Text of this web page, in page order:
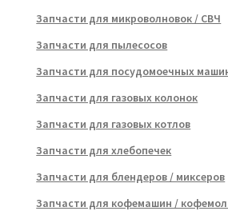
Запчасти для микроволновок / СВЧ
Запчасти для пылесосов
Запчасти для посудомоечных
Запчасти для газовых колонок
Запчасти для газовых котлов
Запчасти для хлебопечек
Запчасти для блендеров / миксеров
Запчасти для кофемашин /